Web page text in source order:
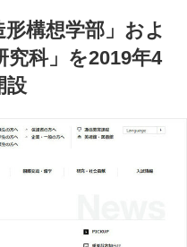
構想学部」およ
究科」を2019年4
設